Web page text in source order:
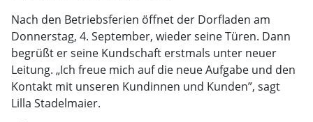
Nach den Betriebsferien öffnet der Dorfladen am
Donnerstag, 4. September, wieder seine Türen. Dann
begrüßt er seine Kundschaft erstmals unter neuer
Leitung. „Ich freue mich auf die neue Aufgabe und den
Kontakt mit unseren Kundinnen und Kunden”, sagt
Lilla Stadelmaier.